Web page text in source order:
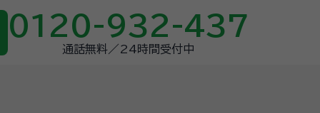
0120-932-437
通話無料／24時間受付中